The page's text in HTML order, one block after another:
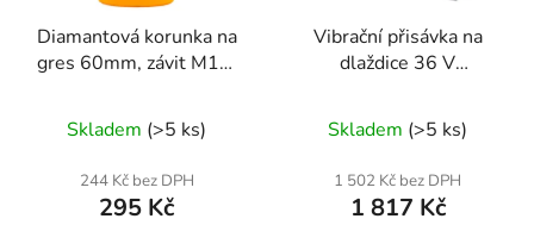
Diamantová korunka na
gres 60mm, závit M14,
Skladem (>5 ks)
244 Kč bez DPH
295 Kč
Vibrační přisávka na
dlaždice 36 V
Skladem (>5 ks)
1 502 Kč bez DPH
1 817 Kč